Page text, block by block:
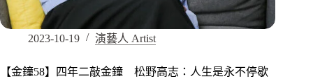
2023-10-19 演藝人 Artist
【金鐘58】四年二敲金鐘 松野高志：人生是永不停歇